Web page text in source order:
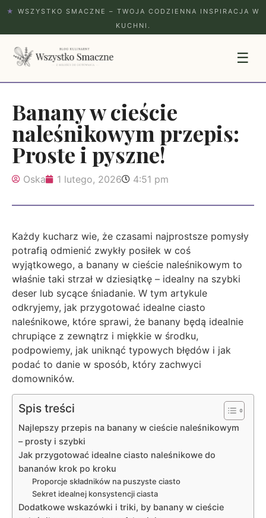
★
WSZYSTKO SMACZNE – TWOJA CODZIENNA INSPIRACJA W
KUCHNI.
☰
Banany w cieście
naleśnikowym przepis:
Proste i pyszne!
Oska 1 lutego, 2026 4:51 pm
Każdy kucharz wie, że czasami najprostsze pomysły
potrafią odmienić zwykły posiłek w coś
wyjątkowego, a banany w cieście naleśnikowym to
właśnie taki strzał w dziesiątkę – idealny na szybki
deser lub sycące śniadanie. W tym artykule
odkryjemy, jak przygotować idealne ciasto
naleśnikowe, które sprawi, że banany będą idealnie
chrupiące z zewnątrz i miękkie w środku,
podpowiemy, jak uniknąć typowych błędów i jak
podać to danie w sposób, który zachwyci
domowników.
Spis treści
Najlepszy przepis na banany w cieście naleśnikowym
– prosty i szybki
Jak przygotować idealne ciasto naleśnikowe do
bananów krok po kroku
Proporcje składników na puszyste ciasto
Sekret idealnej konsystencji ciasta
Dodatkowe wskazówki i triki, by banany w cieście